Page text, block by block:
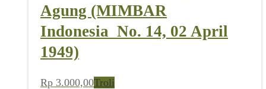
Agung (MIMBAR
Indonesia_No. 14, 02 April
1949)
Rp 3.000,00Troli